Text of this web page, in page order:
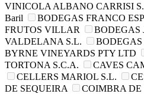
VINICOLA ALBANO CARRISI
Baril
BODEGAS FRANCO
FRUTOS VILLAR
BODEGAS
VALDELANA S.L.
BYRNE VINEYARDS PTY LTD
TORTONA S.C.A.
CAVES
CELLERS MARIOL S.L.
DE SEQUEIRA
COIMBRA